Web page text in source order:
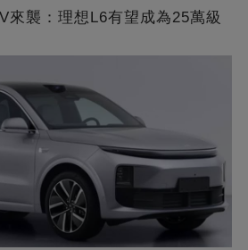
來襲：理想L6有望成為25萬級